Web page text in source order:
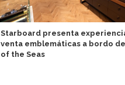
Starboard presenta
venta emblemáticas a bordo
of the Seas